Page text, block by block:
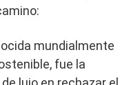
mundialmente
fue la